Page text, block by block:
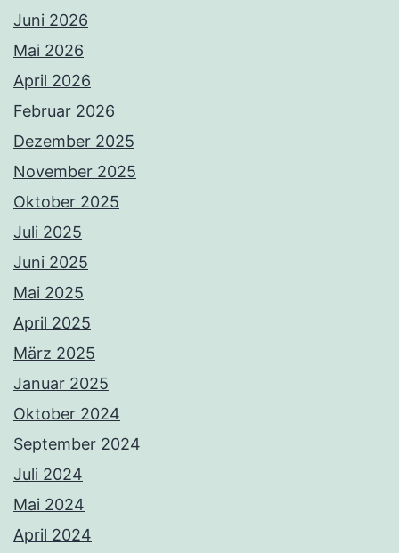
Juni 2026
Mai 2026
April 2026
Februar 2026
Dezember 2025
November 2025
Oktober 2025
Juli 2025
Juni 2025
Mai 2025
April 2025
März 2025
Januar 2025
Oktober 2024
September 2024
Juli 2024
Mai 2024
April 2024